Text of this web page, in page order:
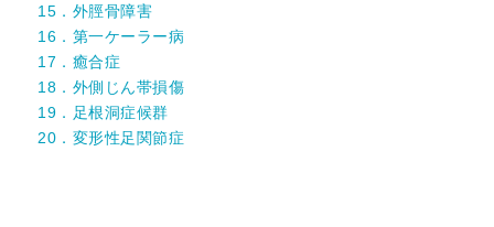
15．外脛骨障害
16．第一ケーラー病
17．癒合症
18．外側じん帯損傷
19．足根洞症候群
20．変形性足関節症